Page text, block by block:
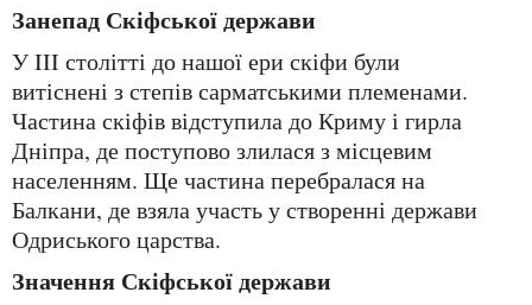
Занепад Скіфської держави
У III столітті до нашої ери скіфи були
витіснені з степів сарматськими племенами.
Частина скіфів відступила до Криму і гирла
Дніпра, де поступово злилася з місцевим
населенням. Ще частина перебралася на
Балкани, де взяла участь у створенні держави
Одриського царства.
Значення Скіфської держави